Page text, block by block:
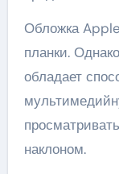
Обложка
планки.
обладает
наклоном.